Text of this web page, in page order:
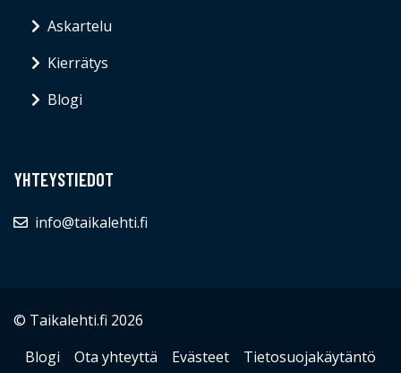
Askartelu
Kierrätys
Blogi
YHTEYSTIEDOT
info@taikalehti.fi
© Taikalehti.fi 2026
Blogi
Ota yhteyttä Evästeet
Tietosuojakäytäntö